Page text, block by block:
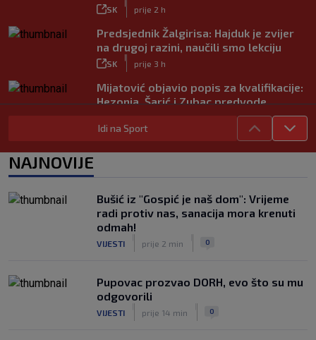
SK prije 2 h
Predsjednik Žalgirisa: Hajduk je zvijer
na drugoj razini, naučili smo lekciju
SK prije 3 h
Mijatović objavio popis za kvalifikacije:
Hezonja, Šarić i Zubac predvode
SK
|
prije 5 h
Benfica ponovno želi Šutala?
SK prije 7 h
Znate li kad je Hajduk u Europi zadnji
put dao pet golova? Igrali su Vlašić i
Balić, a trener je bio Burić
Idi na Sport
NAJNOVIJE
Bušić iz "Gospić je naš dom": Vrijeme
radi protiv nas, sanacija mora krenuti
odmah!
VIJESTI prije 2 min 0
Pupovac prozvao DORH, evo što su mu
odgovorili
VIJESTI prije 14 min 0